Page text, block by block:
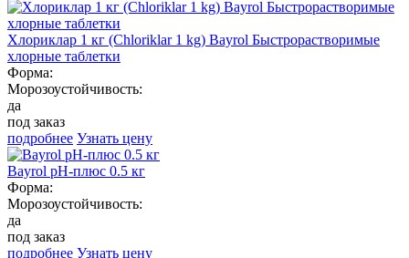
Хлориклар 1 кг (Chloriklar 1 kg) Bayrol Быстрорастворимые
хлорные таблетки
Форма:
Морозоустойчивость:
да
под заказ
подробнее Узнать цену
Bayrol pH-плюс 0.5 кг
Форма:
Морозоустойчивость:
да
под заказ
подробнее Узнать цену